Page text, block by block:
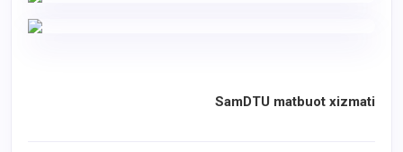
SamDTU matbuot xizmati